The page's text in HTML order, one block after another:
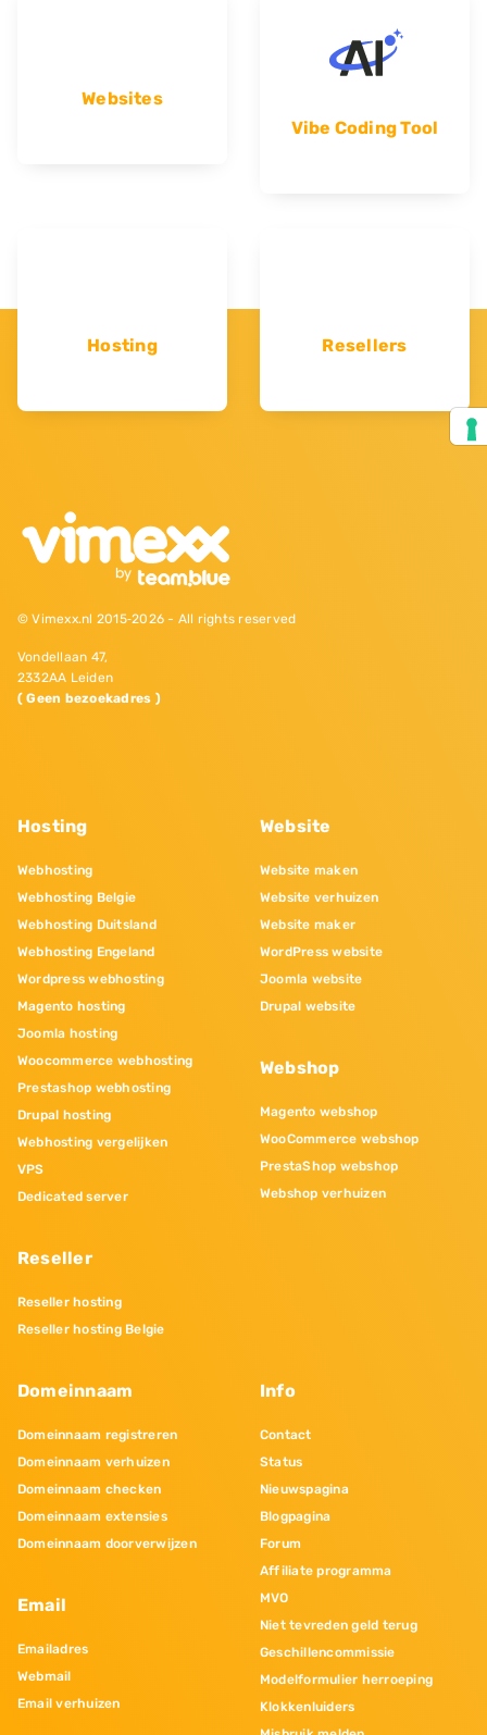
Websites
Vibe Coding Tool
Hosting Resellers
© Vimexx.nl 2015‐2026 - All rights reserved
Vondellaan 47,
2332AA Leiden
( Geen bezoekadres )
Hosting
Webhosting
Webhosting Belgie
Webhosting Duitsland
Webhosting Engeland
Wordpress webhosting
Magento hosting
Joomla hosting
Woocommerce webhosting
Prestashop webhosting
Drupal hosting
Webhosting vergelijken
VPS
Dedicated server
Reseller
Reseller hosting
Reseller hosting Belgie
Website
Website maken
Website verhuizen
Website maker
WordPress website
Joomla website
Drupal website
Webshop
Magento webshop
WooCommerce webshop
PrestaShop webshop
Webshop verhuizen
Domeinnaam
Domeinnaam registreren
Domeinnaam verhuizen
Domeinnaam checken
Domeinnaam extensies
Domeinnaam doorverwijzen
Email
Emailadres
Webmail
Email verhuizen
Info
Contact
Status
Nieuwspagina
Blogpagina
Forum
Affiliate programma
MVO
Niet tevreden geld terug
Geschillencommissie
Modelformulier herroeping
Klokkenluiders